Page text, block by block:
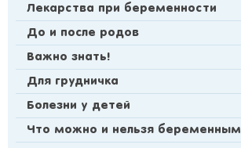
Лекарства при беременности
До и после родов
Важно знать!
Для грудничка
Болезни у детей
Что можно и нельзя беременным